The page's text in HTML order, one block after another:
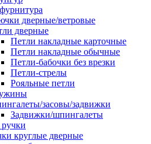
дверные/ветровые
дверные
Петли накладные карточные
Петли накладные обычные
Петли-бабочки без врезки
Петли-стрелы
Рояльные петли
засовы/задвижки
Задвижки/шпингалеты
круглые дверные